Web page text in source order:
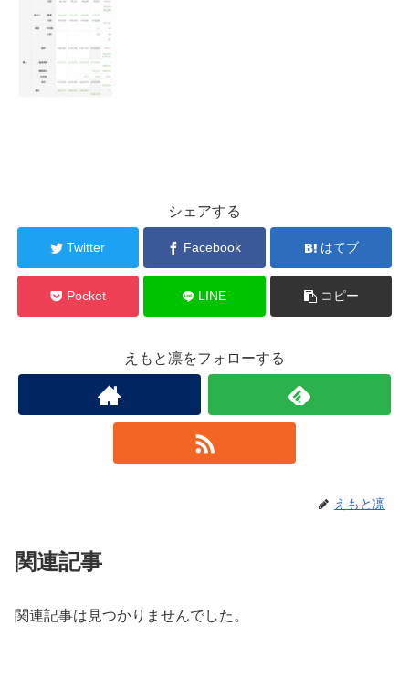
シェアする
Twitter Facebook はてブ
Pocket LINE コピー
えもと凛をフォローする
えもと凛
関連記事
関連記事は見つかりませんでした。